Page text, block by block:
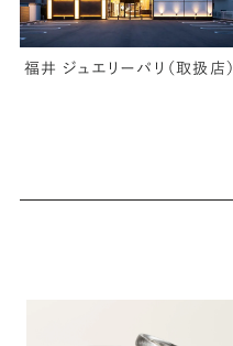
福井 ジュエリーパリ（取扱店）